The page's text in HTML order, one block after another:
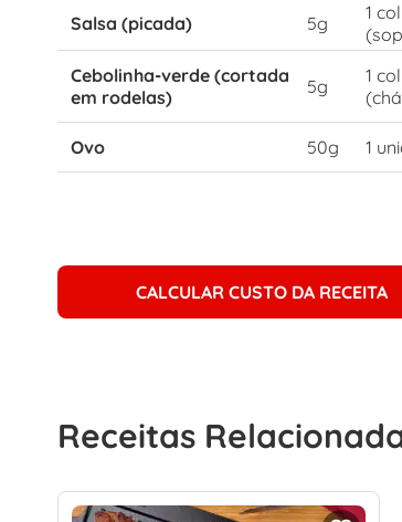
Salsa (picada) 5g
1
Cebolinha-verde (cortada
em rodelas)
5g
1
Ovo 50g 1
CALCULAR CUSTO DA RECEITA
Receitas